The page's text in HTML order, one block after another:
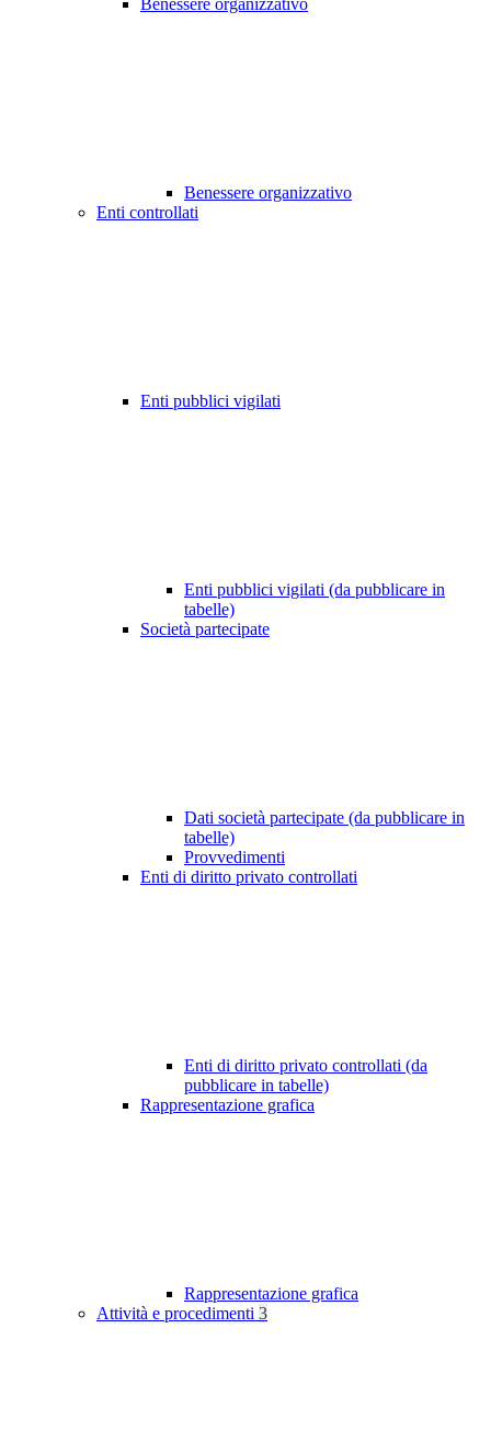
Benessere organizzativo
Benessere organizzativo
Enti controllati
Enti pubblici vigilati
Enti pubblici vigilati (da pubblicare in
tabelle)
Società partecipate
Dati società partecipate (da pubblicare in
tabelle)
Provvedimenti
Enti di diritto privato controllati
Enti di diritto privato controllati (da
pubblicare in tabelle)
Rappresentazione grafica
Rappresentazione grafica
Attività e procedimenti 3